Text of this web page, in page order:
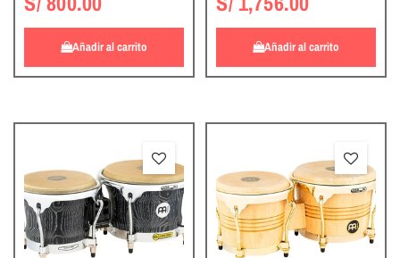
Añadir al carrito
Mahogany Burst
Añadir al carrito